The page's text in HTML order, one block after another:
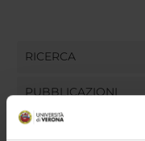
RICERCA
PUBBLICAZIONI
INCARICHI